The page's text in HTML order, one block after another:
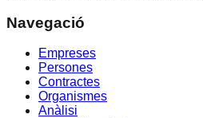
Navegació
Empreses
Persones
Contractes
Organismes
Anàlisi